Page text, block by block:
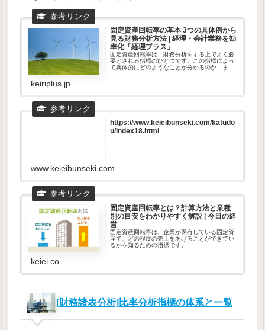
固定資産回転率の基本 3つの具体例から
見る財務分析方法 | 経理・会計業務を効
率化「経理プラス」
固定資産回転率は、財務分析をする上でよく必
要とされる指標のひとつです。この指標によっ
て具体的にどのようなことが分かるのか、また
keiriplus.jp
https://www.keieibunseki.com/katudo
u/index18.html
www.keieibunseki.com
固定資産回転率とは？計算方法と業種
別の目安をわかりやすく解説 | 今日の経
営
固定資産回転率は、企業が保有している固定資
産で、どの程度の売上をあげることができてい
るかを知るための指標です。
keiei.co
[財務諸表分析]比率分析指標の体系と一覧